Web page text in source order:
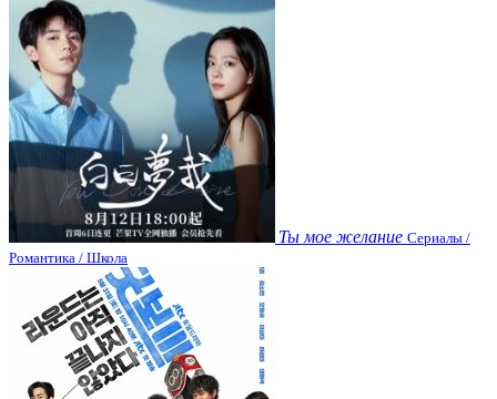
Ты мое желание Сериалы /
Романтика / Школа